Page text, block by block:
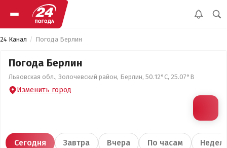
24 Канал Погода Берлин
Погода Берлин
Львовская обл., Золочевский район, Берлин, 50.12°С, 25.07°В
Изменить город
Сегодня Завтра Вчера По часам